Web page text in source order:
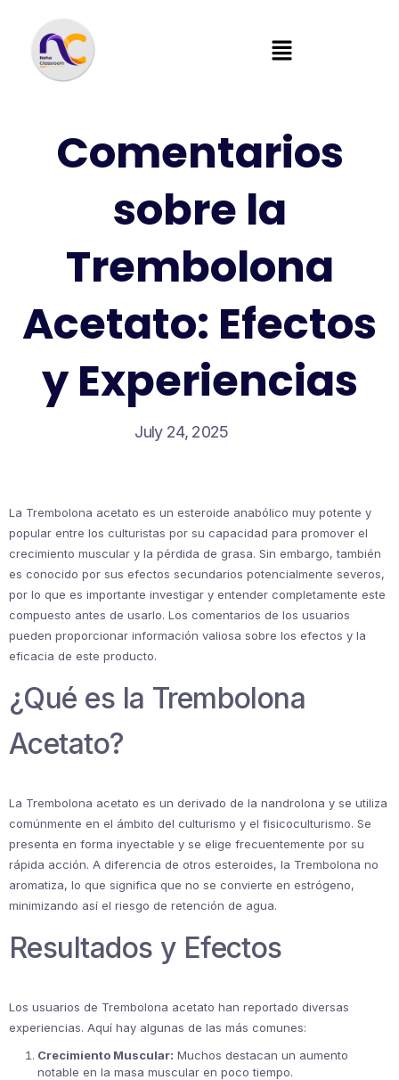
Comentarios
sobre la
Trembolona
Acetato: Efectos
y Experiencias
July 24, 2025
La Trembolona acetato es un esteroide anabólico muy potente y
popular entre los culturistas por su capacidad para promover el
crecimiento muscular y la pérdida de grasa. Sin embargo, también
es conocido por sus efectos secundarios potencialmente severos,
por lo que es importante investigar y entender completamente este
compuesto antes de usarlo. Los comentarios de los usuarios
pueden proporcionar información valiosa sobre los efectos y la
eficacia de este producto.
¿Qué es la Trembolona
Acetato?
La Trembolona acetato es un derivado de la nandrolona y se utiliza
comúnmente en el ámbito del culturismo y el fisicoculturismo. Se
presenta en forma inyectable y se elige frecuentemente por su
rápida acción. A diferencia de otros esteroides, la Trembolona no
aromatiza, lo que significa que no se convierte en estrógeno,
minimizando así el riesgo de retención de agua.
Resultados y Efectos
Los usuarios de Trembolona acetato han reportado diversas
experiencias. Aquí hay algunas de las más comunes:
Crecimiento Muscular: Muchos destacan un aumento
notable en la masa muscular en poco tiempo.